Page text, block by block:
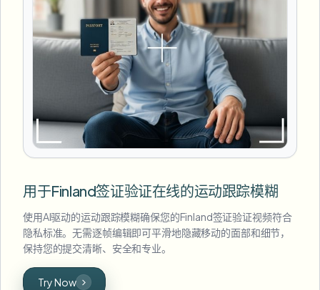
用于Finland签证验证在线的运动跟踪模糊
使用AI驱动的运动跟踪模糊确保您的Finland签证验证视频符合
隐私标准。无需逐帧编辑即可平滑地隐藏移动的面部和细节，
保持您的提交清晰、安全和专业。
Try Now